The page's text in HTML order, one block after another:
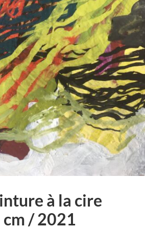
à la cire
/ 2021